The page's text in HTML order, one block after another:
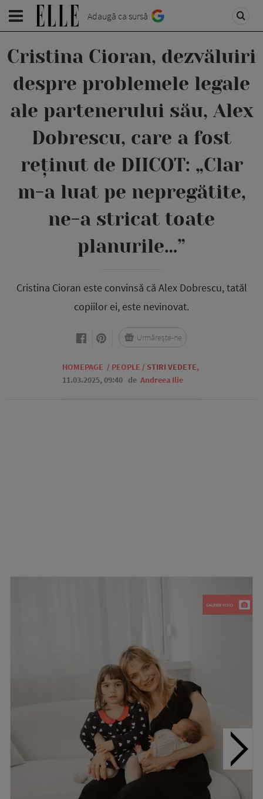
Adaugă ca sursă
Cristina Cioran, dezvăluiri
despre problemele legale
ale partenerului său, Alex
Dobrescu, care a fost
reținut de DIICOT: „Clar
m-a luat pe nepregătite,
ne-a stricat toate
planurile…”
Cristina Cioran este convinsă că Alex Dobrescu, tatăl
copiilor ei, este nevinovat.
HOMEPAGE / PEOPLE / STIRI VEDETE,
11.03.2025, 09:40 de Andreea Ilie
Urmărește-ne